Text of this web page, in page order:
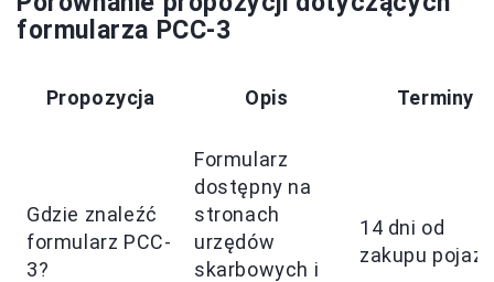
formularza PCC-3
Propozycja Opis Terminy
Gdzie znaleźć
formularz PCC-
3?
Formularz
dostępny na
stronach
urzędów
skarbowych i
14 dni od
zakupu